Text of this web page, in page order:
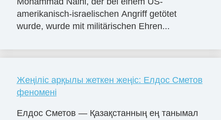
amerikanisch-israelischen Angriff getötet
wurde, wurde mit militärischen Ehren...
Жеңіліс арқылы жеткен жеңіс: Елдос Сметов
феномені
Елдос Сметов — Қазақстанның ең танымал